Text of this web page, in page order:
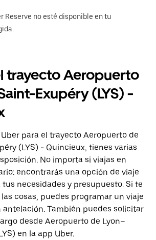
Reserve no esté disponible en tu
trayecto Aeropuerto
Exupéry (LYS) -
para el trayecto Aeropuerto de
(LYS) - Quincieux, tienes varias
No importa si viajas en
encontrarás una opción de viaje
tus necesidades y presupuesto. Si te
cosas, puedes programar un viaje
antelación. También puedes solicitar
desde Aeropuerto de Lyon–
en la app Uber.